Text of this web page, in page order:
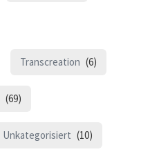
Transcreation (6)
(69)
Unkategorisiert (10)